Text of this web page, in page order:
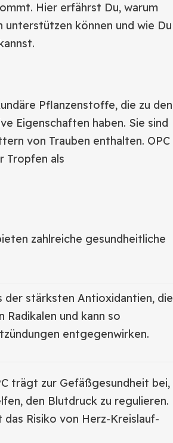
Hier erfährst Du, warum
unterstützen können und wie Du
Pflanzenstoffe, die zu den
Eigenschaften haben. Sie sind
von Trauben enthalten. OPC
Tropfen als
zahlreiche gesundheitliche
der stärksten Antioxidantien, die
und kann so
entgegenwirken.
trägt zur Gefäßgesundheit bei,
den Blutdruck zu regulieren.
Risiko von Herz-Kreislauf-